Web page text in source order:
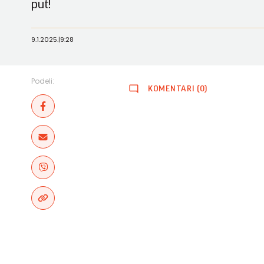
put!
9.1.2025.|9:28
Podeli:
KOMENTARI (0)